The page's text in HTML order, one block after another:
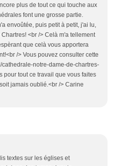
plus de tout ce qui touche aux
font une grosse partie.
envoûtée, puis petit à petit, j'ai lu,
<br /> Celà m'a tellement
que celà vous apportera
/> Vous pouvez consulter cette
notre-dame-de-chartres-
pour tout ce travail que vous faites
jamais oublié.<br /> Carine
textes sur les églises et